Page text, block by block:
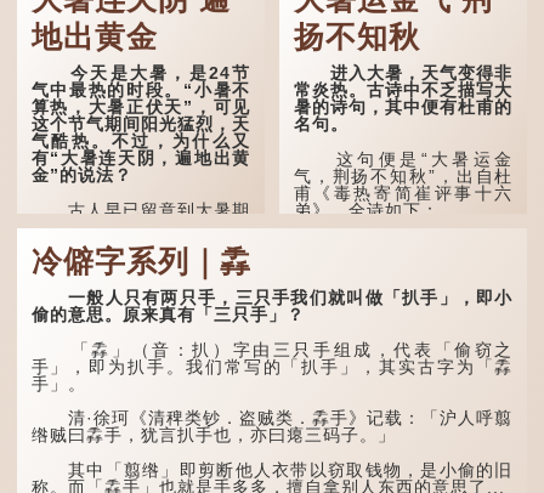
地出黄金
今天是大暑，是24节
气中最热的时段。“小暑不
算热，大暑正伏天”，可见
这个节气期间阳光猛烈，天
气酷热。不过，为什么又
有“大暑连天阴，遍地出黄
金”的说法？
古人早已留意到大暑期
间的气候规律。 《逸周书·
时训解》记载：「大暑之
日，腐草化为萤。又五日，
土润溽暑。又五日，大雨时
行。」意思是说，大暑时节
萤火虫出生，土地湿热，常
有大雨出现。
这段时期的雨水，对农
作物尤其重要。三伏天酷热
难耐，农作物不能缺水。若
连续几天降雨，泥土得以湿
润；雨过天晴后，烈日高
照...
扬不知秋
进入大暑，天气变得非
常炎热。古诗中不乏描写大
暑的诗句，其中便有杜甫的
名句。
这句便是“大暑运金
气，荆扬不知秋”，出自杜
甫《毒热寄简崔评事十六
弟》，全诗如下：
林下有塌翼，水中无行
舟。
五行当中“金”对应秋
季，代表凉爽肃杀之
气。“运”是“运行”，描写大
转。
“荆扬”指荆州（湖北）
和扬州（江苏），泛指长江
中下游地区，“...
冷僻字系列｜掱
一般人只有两只手，三只手我们就叫做「扒手」，即小
偷的意思。原来真有「三只手」？
「掱」（音：扒）字由三只手组成，代表「偷窃之
手」，即为扒手。我们常写的「扒手」，其实古字为「掱
手」。
清·徐珂《清稗类钞．盗贼类．掱手》记载：「沪人呼翦
绺贼曰掱手，犹言扒手也，亦曰瘪三码子。」
其中「翦绺」即剪断他人衣带以窃取钱物，是小偷的旧
称。而「掱手」也就是手多多，擅自拿别人东西的意思了...